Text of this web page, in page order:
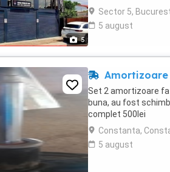
5
ELEVATOARE (NOI)
STRADAL ...
Sector 5,
5 august
Set 2 amortizoare
buna, au fost
complet 500lei
Constanta,
5 august